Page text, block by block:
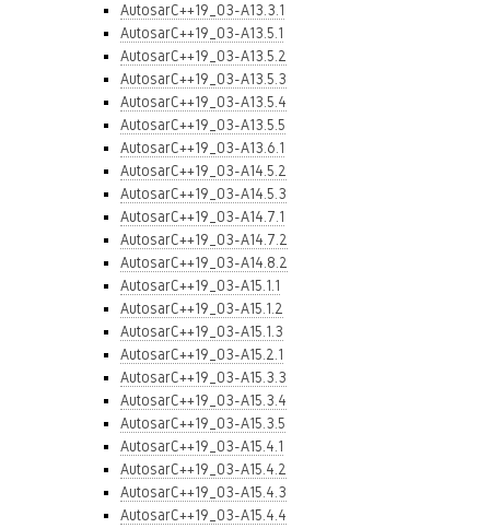
AutosarC++19_03-A13.3.1
AutosarC++19_03-A13.5.1
AutosarC++19_03-A13.5.2
AutosarC++19_03-A13.5.3
AutosarC++19_03-A13.5.4
AutosarC++19_03-A13.5.5
AutosarC++19_03-A13.6.1
AutosarC++19_03-A14.5.2
AutosarC++19_03-A14.5.3
AutosarC++19_03-A14.7.1
AutosarC++19_03-A14.7.2
AutosarC++19_03-A14.8.2
AutosarC++19_03-A15.1.1
AutosarC++19_03-A15.1.2
AutosarC++19_03-A15.1.3
AutosarC++19_03-A15.2.1
AutosarC++19_03-A15.3.3
AutosarC++19_03-A15.3.4
AutosarC++19_03-A15.3.5
AutosarC++19_03-A15.4.1
AutosarC++19_03-A15.4.2
AutosarC++19_03-A15.4.3
AutosarC++19_03-A15.4.4